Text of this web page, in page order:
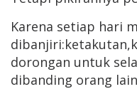
Karena setiap hari
dorongan untuk
dibanding orang